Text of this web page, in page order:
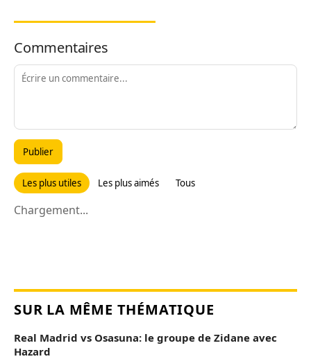
Commentaires
Publier
Les plus utiles Les plus aimés Tous
Chargement...
SUR LA MÊME THÉMATIQUE
Real Madrid vs Osasuna: le groupe de Zidane avec
Hazard